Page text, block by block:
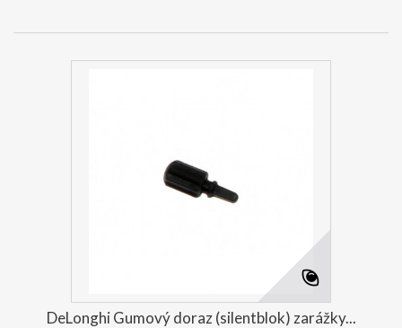
DeLonghi Gumový doraz (silentblok) zarážky...